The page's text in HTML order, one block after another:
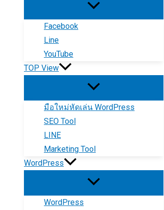
Facebook
Line
YouTube
TOP View
มือใหม่หัดเล่น WordPress
SEO Tool
LINE
Marketing Tool
WordPress
WordPress